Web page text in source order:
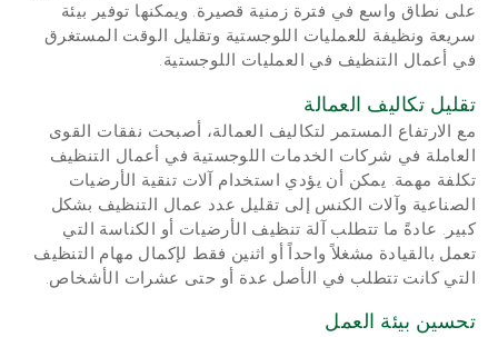
على نطاق واسع في فترة زمنية قصيرة. ويمكنها توفير بيئة
سريعة ونظيفة للعمليات اللوجستية وتقليل الوقت المستغرق
في أعمال التنظيف في العمليات اللوجستية.
تقليل تكاليف العمالة
مع الارتفاع المستمر لتكاليف العمالة، أصبحت نفقات القوى
العاملة في شركات الخدمات اللوجستية في أعمال التنظيف
تكلفة مهمة. يمكن أن يؤدي استخدام آلات تنقية الأرضيات
الصناعية وآلات الكنس إلى تقليل عدد عمال التنظيف بشكل
كبير. عادةً ما تتطلب آلة تنظيف الأرضيات أو الكناسة التي
تعمل بالقيادة مشغلاً واحداً أو اثنين فقط لإكمال مهام التنظيف
التي كانت تتطلب في الأصل عدة أو حتى عشرات الأشخاص.
تحسين بيئة العمل